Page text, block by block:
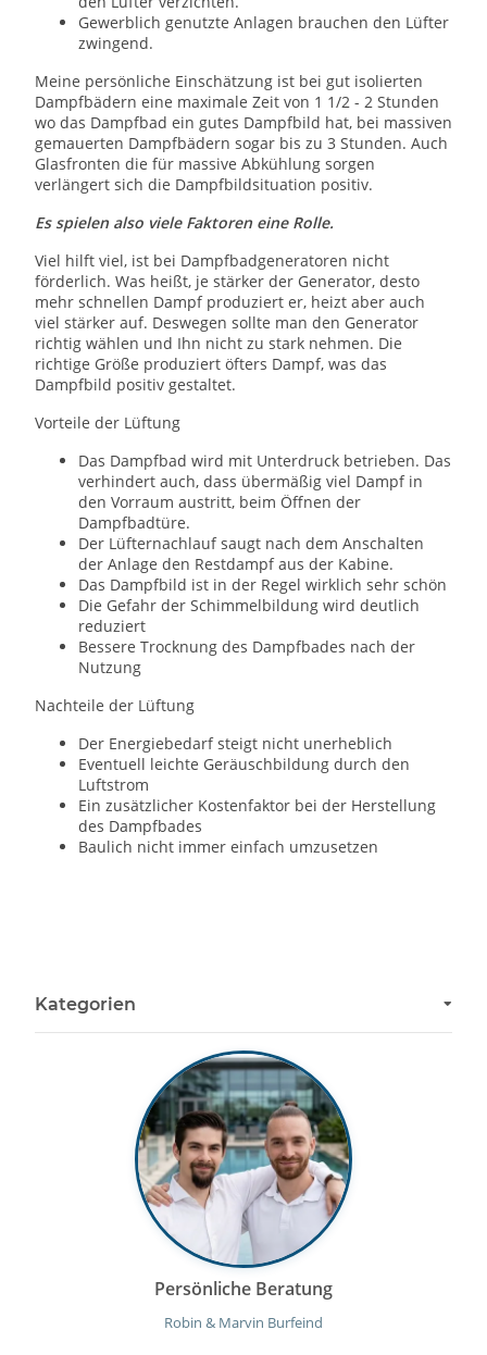
Gewerblich genutzte Anlagen brauchen den Lüfter
zwingend.
Meine persönliche Einschätzung ist bei gut isolierten
Dampfbädern eine maximale Zeit von 1 1/2 - 2 Stunden
wo das Dampfbad ein gutes Dampfbild hat, bei massiven
gemauerten Dampfbädern sogar bis zu 3 Stunden. Auch
Glasfronten die für massive Abkühlung sorgen
verlängert sich die Dampfbildsituation positiv.
Es spielen also viele Faktoren eine Rolle.
Viel hilft viel, ist bei Dampfbadgeneratoren nicht
förderlich. Was heißt, je stärker der Generator, desto
mehr schnellen Dampf produziert er, heizt aber auch
viel stärker auf. Deswegen sollte man den Generator
richtig wählen und Ihn nicht zu stark nehmen. Die
richtige Größe produziert öfters Dampf, was das
Dampfbild positiv gestaltet.
Vorteile der Lüftung
Das Dampfbad wird mit Unterdruck betrieben. Das
verhindert auch, dass übermäßig viel Dampf in
den Vorraum austritt, beim Öffnen der
Dampfbadtüre.
Der Lüfternachlauf saugt nach dem Anschalten
der Anlage den Restdampf aus der Kabine.
Das Dampfbild ist in der Regel wirklich sehr schön
Die Gefahr der Schimmelbildung wird deutlich
reduziert
Bessere Trocknung des Dampfbades nach der
Nutzung
Nachteile der Lüftung
Der Energiebedarf steigt nicht unerheblich
Eventuell leichte Geräuschbildung durch den
Luftstrom
Ein zusätzlicher Kostenfaktor bei der Herstellung
des Dampfbades
Baulich nicht immer einfach umzusetzen
Kategorien
Persönliche Beratung
Robin & Marvin Burfeind